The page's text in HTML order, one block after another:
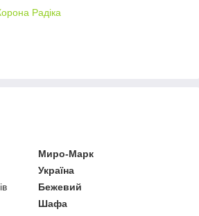
Радіка
Миро-Марк
Україна
Бежевий
Шафа